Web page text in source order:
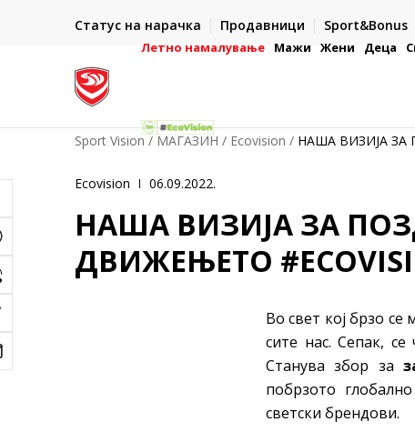
Статус на нарачка Продавници Sport&Bonus
- на сите нарачки во готово или со електронска
Летно намалување Мажи Жени Деца
Sport Vision МАГАЗИН Ecovision НАША ВИЗИЈА ЗА
Ecovision 06.09.2022.
НАША ВИЗИЈА ЗА
ДВИЖЕЊЕТО
Во свет кој брзо
сите нас. Сепак,
Станува збор за
побрзото
светски брендови.